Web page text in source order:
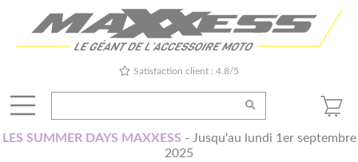
Satisfaction client : 4.8/5
LES SUMMER DAYS MAXXESS - Jusqu'au lundi 1er septembre
2025